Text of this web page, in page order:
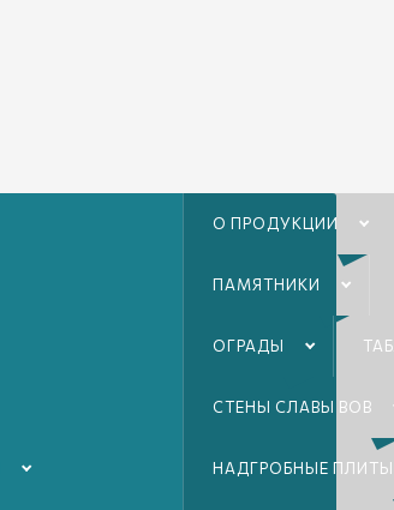
О ПРОДУКЦИИ
ПАМЯТНИКИ
ОГРАДЫ
СТЕНЫ СЛАВЫ ВОВ
НАДГРОБНЫЕ ПЛИТЫ